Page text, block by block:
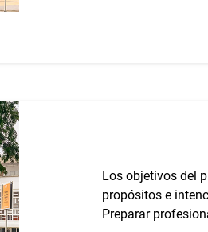
Los objetivos del
propósitos e
Preparar